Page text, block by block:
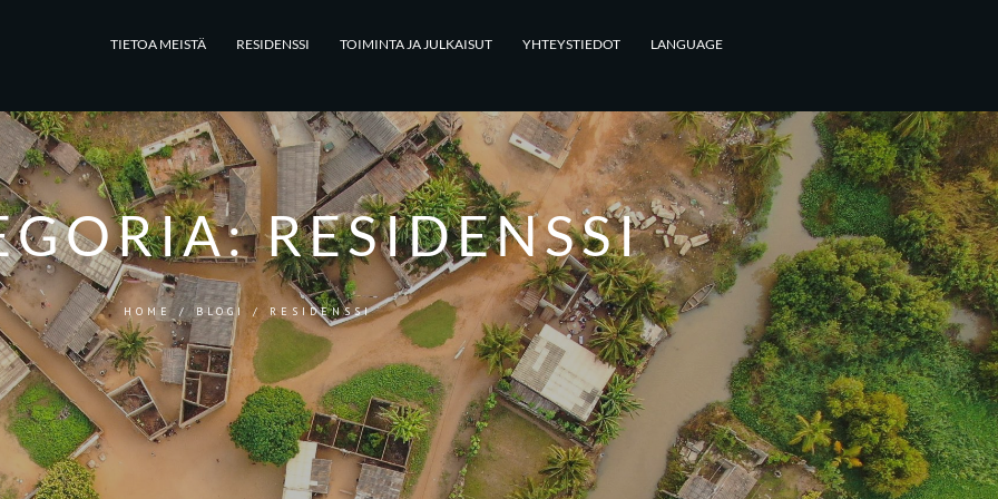
TIETOA MEISTÄ RESIDENSSI TOIMINTA JA JULKAISUT YHTEYSTIEDOT LANGUAGE
RESIDENSSI
HOME/BLOGI / RESIDENSSI